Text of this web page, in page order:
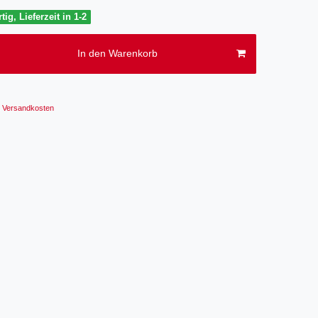
Lieferzeit in 1-2
In den Warenkorb
Versandkosten